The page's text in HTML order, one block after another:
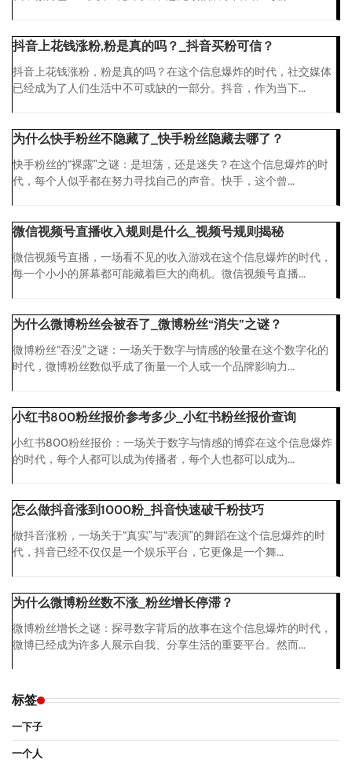
抖音上花钱涨粉,粉是真的吗？_抖音买粉可信？
抖音上花钱涨粉，粉是真的吗？在这个信息爆炸的时代，社交媒体
已经成为了人们生活中不可或缺的一部分。抖音，作为当下...
为什么快手粉丝不隐藏了_快手粉丝隐藏去哪了？
快手粉丝的“裸露”之谜：是坦荡，还是迷失？在这个信息爆炸的时
代，每个人似乎都在努力寻找自己的声音。快手，这个曾...
微信视频号直播收入规则是什么_视频号规则揭秘
微信视频号直播，一场看不见的收入游戏在这个信息爆炸的时代，
每一个小小的屏幕都可能藏着巨大的商机。微信视频号直播...
为什么微博粉丝会被吞了_微博粉丝“消失”之谜？
微博粉丝“吞没”之谜：一场关于数字与情感的较量在这个数字化的
时代，微博粉丝数似乎成了衡量一个人或一个品牌影响力...
小红书800粉丝报价参考多少_小红书粉丝报价查询
小红书800粉丝报价：一场关于数字与情感的博弈在这个信息爆炸
的时代，每个人都可以成为传播者，每个人也都可以成为...
怎么做抖音涨到1000粉_抖音快速破千粉技巧
做抖音涨粉，一场关于“真实”与“表演”的舞蹈在这个信息爆炸的时
代，抖音已经不仅仅是一个娱乐平台，它更像是一个舞...
为什么微博粉丝数不涨_粉丝增长停滞？
微博粉丝增长之谜：探寻数字背后的故事在这个信息爆炸的时代，
微博已经成为许多人展示自我、分享生活的重要平台。然而...
标签
一下子
一个人